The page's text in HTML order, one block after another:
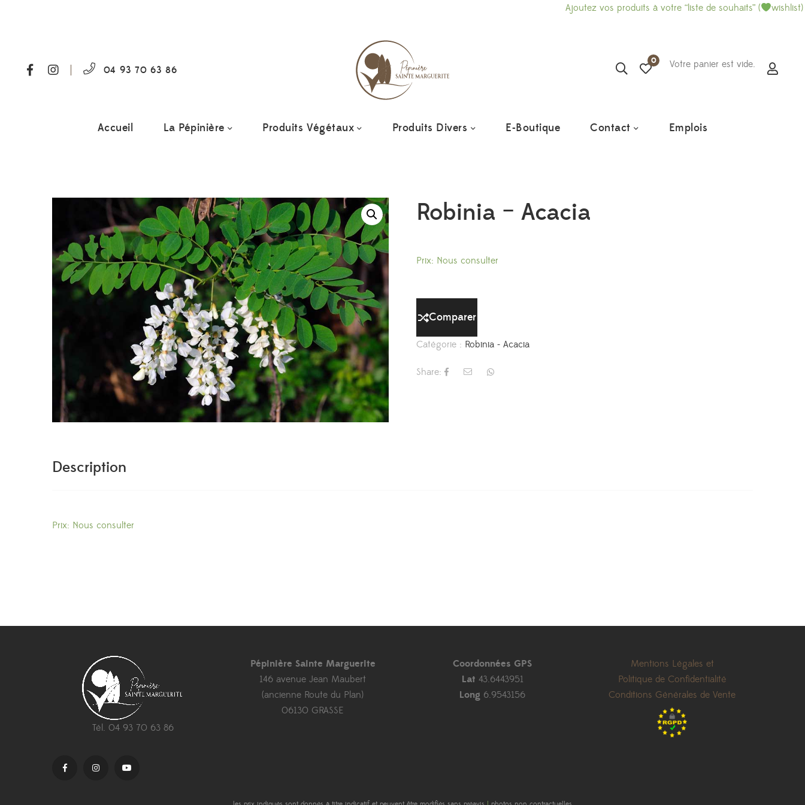
Ajoutez vos produits à votre “liste de souhaits” ( wishlist)
04 93 70 63 86
0 Votre panier est vide.
Accueil La Pépinière Produits Végétaux Produits Divers E-Boutique Contact Emplois
Robinia – Acacia
Prix: Nous consulter
Comparer
Catégorie : Robinia - Acacia
Share:
Description
Prix: Nous consulter
Tél. 04 93 70 63 86
Pépinière Sainte Marguerite
146 avenue Jean Maubert
(ancienne Route du Plan)
06130 GRASSE
Coordonnées GPS
Lat 43.6443951
Long 6.9543156
Mentions Légales et
Politique de Confidentialité
Conditions Générales de Vente